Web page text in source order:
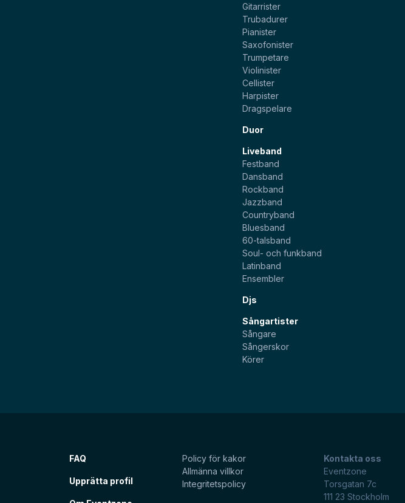
Gitarrister
Trubadurer
Pianister
Saxofonister
Trumpetare
Violinister
Cellister
Harpister
Dragspelare
Duor
Liveband
Festband
Dansband
Rockband
Jazzband
Countryband
Bluesband
60-talsband
Soul- och funkband
Latinband
Ensembler
Djs
Sångartister
Sångare
Sångerskor
Körer
FAQ
Upprätta profil
Policy för kakor
Allmänna villkor
Integritetspolicy
Kontakta oss
Eventzone
Torsgatan 7c
111 23 Stockholm